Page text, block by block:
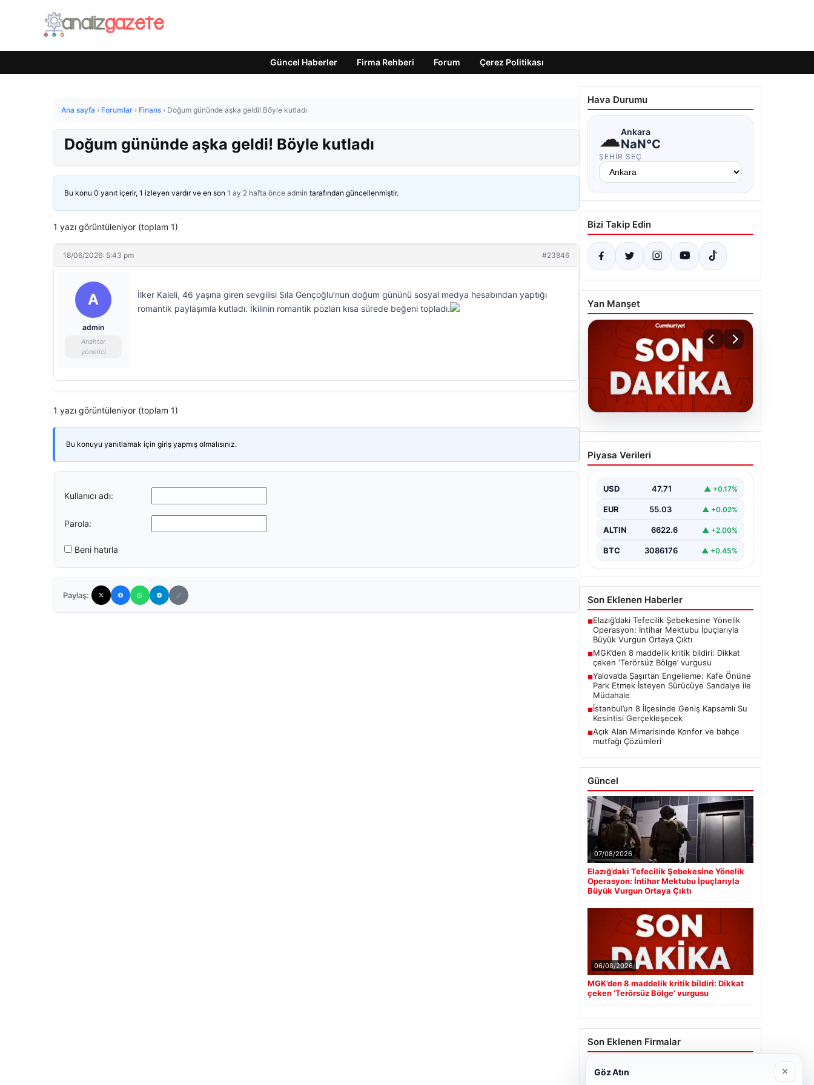
Güncel Haberler Firma Rehberi Forum Çerez Politikası
Ana sayfa › Forumlar › Finans › Doğum gününde aşka geldi! Böyle kutladı
Doğum gününde aşka geldi! Böyle kutladı
Bu konu 0 yanıt içerir, 1 izleyen vardır ve en son 1 ay 2 hafta önce admin tarafından güncellenmiştir.
1 yazı görüntüleniyor (toplam 1)
18/06/2026: 5:43 pm #23846
A
admin
Anahtar
yönetici
İlker Kaleli, 46 yaşına giren sevgilisi Sıla Gençoğlu’nun doğum gününü sosyal medya hesabından yaptığı
romantik paylaşımla kutladı. İkilinin romantik pozları kısa sürede beğeni topladı.
1 yazı görüntüleniyor (toplam 1)
Bu konuyu yanıtlamak için giriş yapmış olmalısınız.
Kullanıcı adı:
Parola:
Beni hatırla
Paylaş:
Hava Durumu
☁Ankara
NaN°C
ŞEHIR SEÇ
Bizi Takip Edin
Yan Manşet
06.08.2026
MGK’den 8 maddelik kritik
bildiri: Dikkat çeken
Piyasa Verileri
USD 47.71 ▲ +0.17%
EUR 55.03 ▲ +0.02%
ALTIN 6622.6 ▲ +2.00%
BTC 3086176 ▲ +0.45%
Son Eklenen Haberler
■Elazığ’daki Tefecilik Şebekesine Yönelik
Operasyon: İntihar Mektubu İpuçlarıyla
Büyük Vurgun Ortaya Çıktı
■MGK’den 8 maddelik kritik bildiri: Dikkat
çeken ‘Terörsüz Bölge’ vurgusu
■Yalova’da Şaşırtan Engelleme: Kafe Önüne
Park Etmek İsteyen Sürücüye Sandalye ile
Müdahale
■İstanbul’un 8 İlçesinde Geniş Kapsamlı Su
Kesintisi Gerçekleşecek
■Açık Alan Mimarisinde Konfor ve bahçe
mutfağı Çözümleri
Güncel
07/08/2026
Elazığ’daki Tefecilik Şebekesine Yönelik
Operasyon: İntihar Mektubu İpuçlarıyla
Büyük Vurgun Ortaya Çıktı
06/08/2026
MGK’den 8 maddelik kritik bildiri: Dikkat
çeken ‘Terörsüz Bölge’ vurgusu
Son Eklenen Firmalar
Cengiz Sigorta
Göz Atın ×